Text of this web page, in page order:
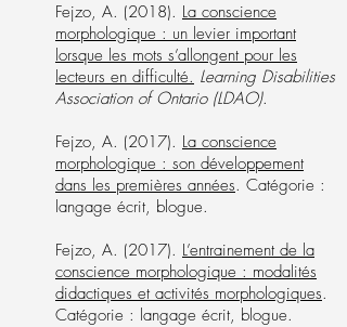
Fejzo, A. (2018). La conscience
morphologique : un levier important
lorsque les mots s’allongent pour les
lecteurs en difficulté. Learning Disabilities
Association of Ontario (LDAO).
Fejzo, A. (2017). La conscience
morphologique : son développement
dans les premières années. Catégorie :
langage écrit, blogue.
Fejzo, A. (2017). L’entrainement de la
conscience morphologique : modalités
didactiques et activités morphologiques.
Catégorie : langage écrit, blogue.